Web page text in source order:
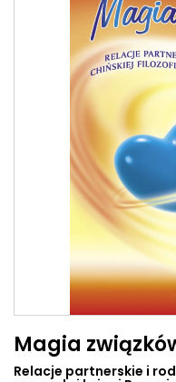
Magia
Relacje partnerskie i